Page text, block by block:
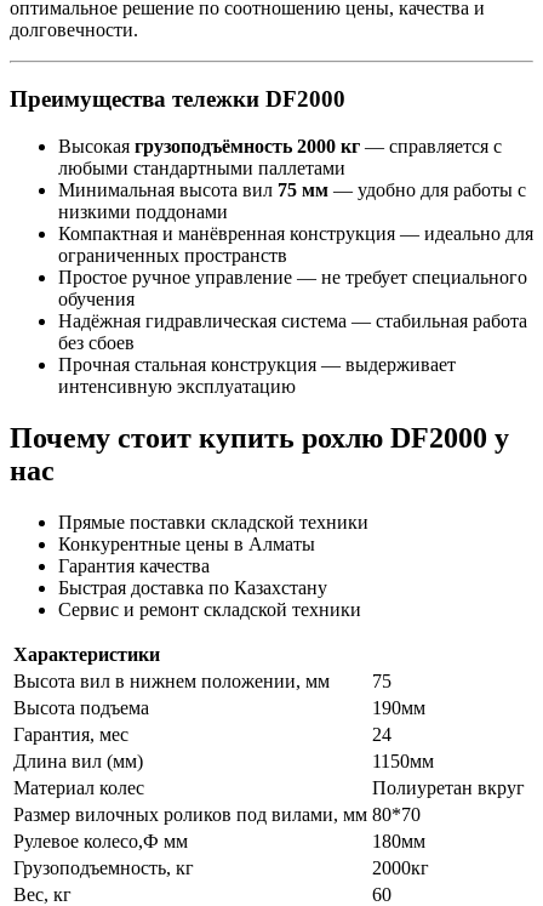
оптимальное решение по соотношению цены, качества и
долговечности.
Преимущества тележки DF2000
Высокая грузоподъёмность 2000 кг — справляется с
любыми стандартными паллетами
Минимальная высота вил 75 мм — удобно для работы с
низкими поддонами
Компактная и манёвренная конструкция — идеально для
ограниченных пространств
Простое ручное управление — не требует специального
обучения
Надёжная гидравлическая система — стабильная работа
без сбоев
Прочная стальная конструкция — выдерживает
интенсивную эксплуатацию
Почему стоит купить рохлю DF2000 у
нас
Прямые поставки складской техники
Конкурентные цены в Алматы
Гарантия качества
Быстрая доставка по Казахстану
Сервис и ремонт складской техники
Характеристики
Высота вил в нижнем положении, мм
75
Высота подъема
190мм
Гарантия, мес
24
Длина вил (мм)
1150мм
Материал колес
Полиуретан вкруг
Размер вилочных роликов под вилами, мм 80*70
Рулевое колесо,Ф мм
180мм
Грузоподъемность, кг
2000кг
Вес, кг
60